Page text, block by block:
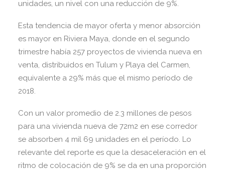
unidades, un nivel con una reducción de 9%.
Esta tendencia de mayor oferta y menor absorción
es mayor en Riviera Maya, donde en el segundo
trimestre había 257 proyectos de vivienda nueva en
venta, distribuidos en Tulum y Playa del Carmen,
equivalente a 29% más que el mismo período de
2018.
Con un valor promedio de 2.3 millones de pesos
para una vivienda nueva de 72m2 en ese corredor
se absorben 4 mil 69 unidades en el período. Lo
relevante del reporte es que la desaceleración en el
ritmo de colocación de 9% se da en una proporción